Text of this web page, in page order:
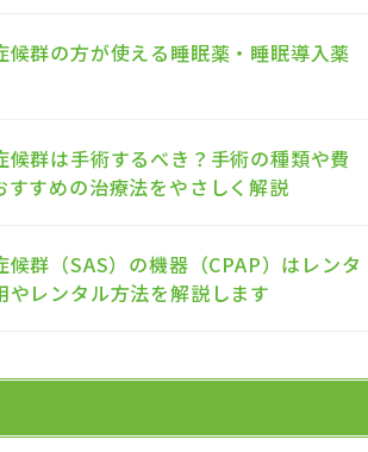
候群の方が使える睡眠薬・睡眠導入薬
候群は手術するべき？手術の種類や費
すすめの治療法をやさしく解説
候群（SAS）の機器（CPAP）はレンタ
やレンタル方法を解説します